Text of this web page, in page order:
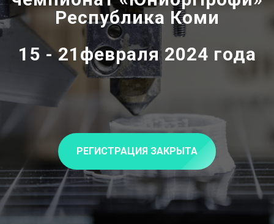
Республика Коми
15 - 21февраля 2024 года
РЕГИСТРАЦИЯ ЗАКРЫТА